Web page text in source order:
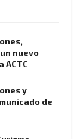
nuevo
ACTC
y
de